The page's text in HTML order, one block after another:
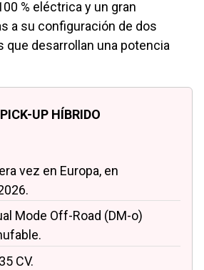
% eléctrica y un gran
a su configuración de dos
desarrollan una potencia
UP HÍBRIDO
vez en Europa, en
Mode Off-Road (DM-o)
CV.